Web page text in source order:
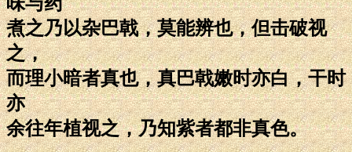
煮之乃以杂巴戟，莫能辨也，但击破视
之，
而理小暗者真也，真巴戟嫩时亦白，干时
亦
余往年植视之，乃知紫者都非真色。